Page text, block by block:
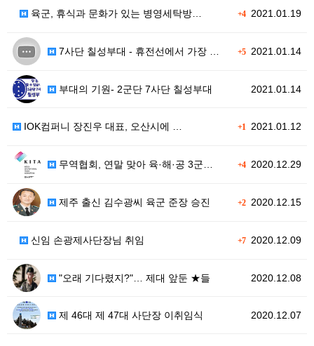
+42021.01.19
육군, 휴식과 문화가 있는 병영세탁방…
+52021.01.14
7사단 칠성부대 - 휴전선에서 가장 …
2021.01.14
부대의 기원- 2군단 7사단 칠성부대
+1 2021.01.12
IOK컴퍼니 장진우 대표, 오산시에 …
+42020.12.29
무역협회, 연말 맞아 육·해·공 3군…
+22020.12.15
제주 출신 김수광씨 육군 준장 승진
+72020.12.09
신임 손광제사단장님 취임
2020.12.08
"오래 기다렸지?"… 제대 앞둔 ★들
2020.12.07
제 46대 제 47대 사단장 이취임식